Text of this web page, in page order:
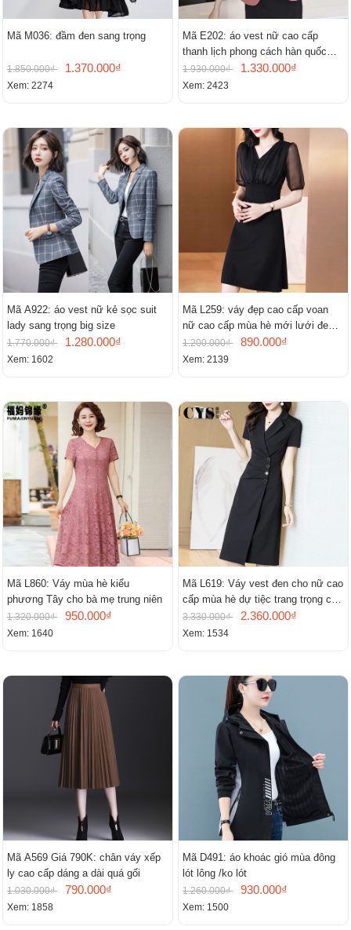
Mã M036: đầm đen sang trọng
1.850.000₫ 1.370.000₫
Xem: 2274
Mã E202: áo vest nữ cao cấp
thanh lịch phong cách hàn quốc
mới
1.930.000₫ 1.330.000₫
Xem: 2423
Mã A922: áo vest nữ kẻ sọc suit
lady sang trọng big size
1.770.000₫ 1.280.000₫
Xem: 1602
Mã L259: váy đẹp cao cấp voan
nữ cao cấp mùa hè mới lưới đen
cao cấp khí chất nhỏ tay ngắn
1.200.000₫ 890.000₫
Xem: 2139
Mã L860: Váy mùa hè kiểu
phương Tây cho bà mẹ trung niên
1.320.000₫ 950.000₫
Xem: 1640
Mã L619: Váy vest đen cho nữ cao
cấp mùa hè dự tiệc trang trọng cao
cấp
3.330.000₫ 2.360.000₫
Xem: 1534
Mã A569 Giá 790K: chân váy xếp
ly cao cấp dáng a dài quá gối
1.030.000₫ 790.000₫
Xem: 1858
Mã D491: áo khoác gió mùa đông
lót lông /ko lót
1.260.000₫ 930.000₫
Xem: 1500